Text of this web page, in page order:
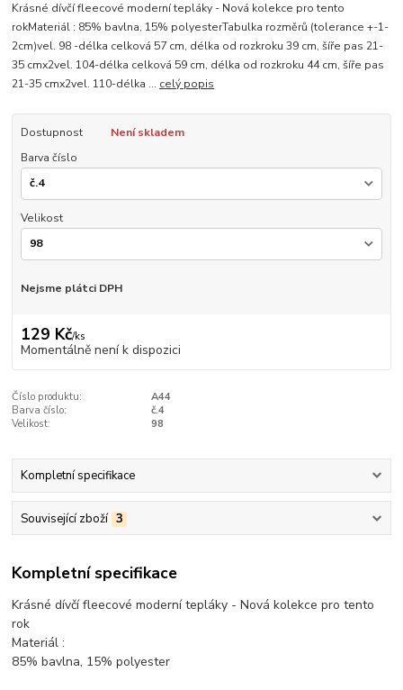
Krásné dívčí fleecové moderní tepláky - Nová kolekce pro tento
rokMateriál : 85% bavlna, 15% polyesterTabulka rozměrů (tolerance +-1-
2cm)vel. 98 -délka celková 57 cm, délka od rozkroku 39 cm, šíře pas 21-
35 cmx2vel. 104-délka celková 59 cm, délka od rozkroku 44 cm, šíře pas
21-35 cmx2vel. 110-délka ... celý popis
Dostupnost
Není skladem
Barva číslo
Velikost
Nejsme plátci DPH
129 Kč/ks
Momentálně není k dispozici
Číslo produktu:
A44
Barva číslo:
č.4
Velikost:
98
Kompletní specifikace
Související zboží 3
Kompletní specifikace
Krásné dívčí fleecové moderní tepláky - Nová kolekce pro tento
rok
Materiál :
85% bavlna, 15% polyester